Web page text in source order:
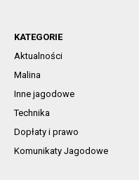
KATEGORIE
Aktualności
Malina
Inne jagodowe
Technika
Dopłaty i prawo
Komunikaty Jagodowe